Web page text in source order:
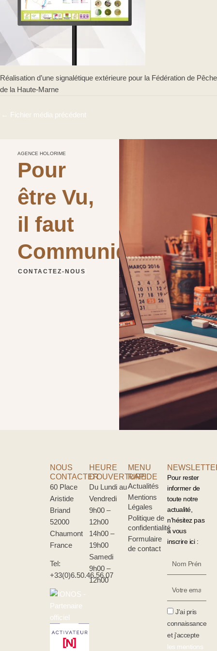
Réalisation d’une signalétique extérieure pour la Fédération de Pêche
de la Haute-Marne
← Fichier média précédent
AGENCE HOLORIME
Pour
être Vu,
il faut
Communiquer
CONTACTEZ-NOUS
NOUS
CONTACTER
60 Place
Aristide
Briand
52000
Chaumont
France
Tel:
+33(0)6.50.46.56.07
HEURE
D'OUVERTURE
Du Lundi au
Vendredi
9h00 –
12h00
14h00 –
19h00
Samedi
9h00 –
12h00
MENU
RAPIDE
Actualités
Mentions
Légales
Politique de
confidentialité
Formulaire
de contact
Pour rester
informer de
toute notre
actualité,
n’hésitez pas
à vous
inscrire ici :
J'ai pris
connaissance
et j'accepte
les mentions